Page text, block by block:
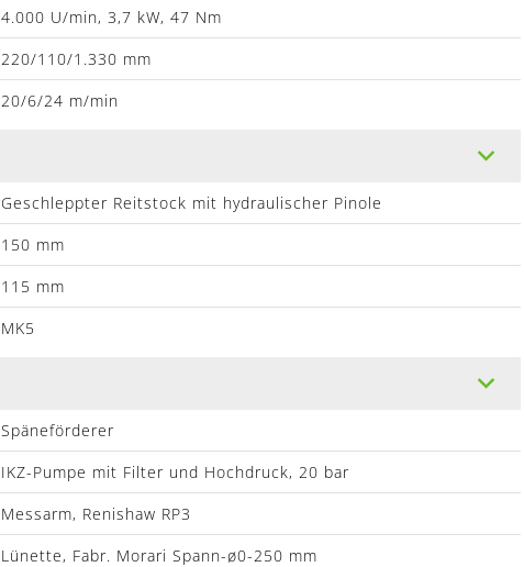
4.000 U/min, 3,7 kW, 47 Nm
220/110/1.330 mm
20/6/24 m/min
Geschleppter Reitstock mit hydraulischer Pinole
150 mm
115 mm
MK5
Späneförderer
IKZ-Pumpe mit Filter und Hochdruck, 20 bar
Messarm, Renishaw RP3
Lünette, Fabr. Morari Spann-ø0-250 mm